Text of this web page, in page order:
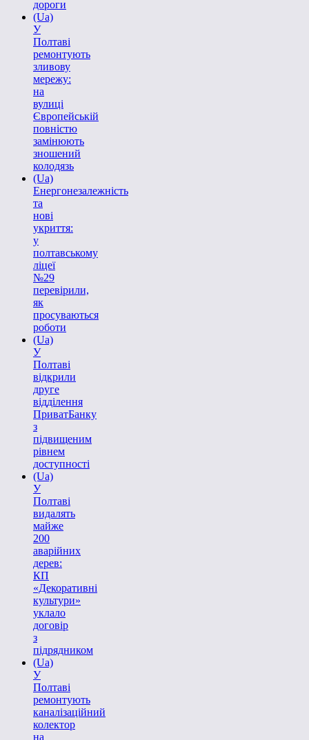
дороги
(Ua)
У
Полтаві
ремонтують
зливову
мережу:
на
вулиці
Європейській
повністю
замінюють
зношений
колодязь
(Ua)
Енергонезалежність
та
нові
укриття:
у
полтавському
ліцеї
№29
перевірили,
як
просуваються
роботи
(Ua)
У
Полтаві
відкрили
друге
відділення
ПриватБанку
з
підвищеним
рівнем
доступності
(Ua)
У
Полтаві
видалять
майже
200
аварійних
дерев:
КП
«Декоративні
культури»
уклало
договір
з
підрядником
(Ua)
У
Полтаві
ремонтують
каналізаційний
колектор
на